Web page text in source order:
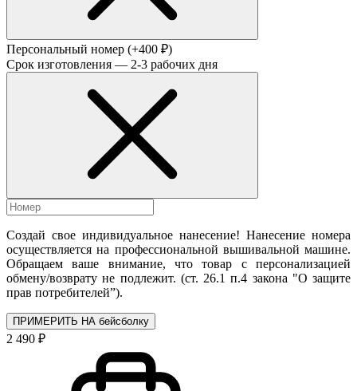
Персональный номер (+400 ₽)
Срок изготовления — 2-3 рабочих дня
Создай свое индивидуальное нанесение! Нанесение номера
осуществляется на профессиональной вышивальной машине.
Обращаем ваше внимание, что товар с персонализацией
обмену/возврату не подлежит. (ст. 26.1 п.4 закона "О защите
прав потребителей”).
ПРИМЕРИТЬ НА бейсболку
2 490 ₽